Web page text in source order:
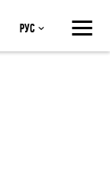
≡
Рус